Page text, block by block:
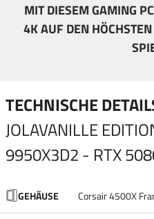
MIT DIESEM GAMING
4K AUF DEN
TECHNISCHE
JOLAVANILLE
9950X3D2 - RTX
GEHÄUSE Corsair 4500X